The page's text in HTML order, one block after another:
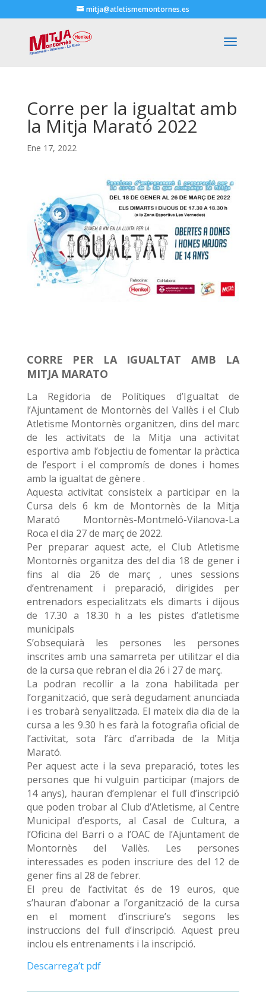
mitja@atletismemontornes.es
Corre per la igualtat amb
la Mitja Marató 2022
Ene 17, 2022
CORRE PER LA IGUALTAT AMB LA
MITJA MARATO
La Regidoria de Polítiques d’Igualtat de
l’Ajuntament de Montornès del Vallès i el Club
Atletisme Montornès organitzen, dins del marc
de les activitats de la Mitja una activitat
esportiva amb l’objectiu de fomentar la pràctica
de l’esport i el compromís de dones i homes
amb la igualtat de gènere .
Aquesta activitat consisteix a participar en la
Cursa dels 6 km de Montornès de la Mitja
Marató Montornès-Montmeló-Vilanova-La
Roca el dia 27 de març de 2022.
Per preparar aquest acte, el Club Atletisme
Montornès organitza des del dia 18 de gener i
fins al dia 26 de març , unes sessions
d’entrenament i preparació, dirigides per
entrenadors especialitzats els dimarts i dijous
de 17.30 a 18.30 h a les pistes d’atletisme
municipals
S’obsequiarà les persones les persones
inscrites amb una samarreta per utilitzar el dia
de la cursa que rebran el dia 26 i 27 de març.
La podran recollir a la zona habilitada per
l’organització, que serà degudament anunciada
i es trobarà senyalitzada. El mateix dia dia de la
cursa a les 9.30 h es farà la fotografia oficial de
l’activitat, sota l’àrc d’arribada de la Mitja
Marató.
Per aquest acte i la seva preparació, totes les
persones que hi vulguin participar (majors de
14 anys), hauran d’emplenar el full d’inscripció
que poden trobar al Club d’Atletisme, al Centre
Municipal d’esports, al Casal de Cultura, a
l’Oficina del Barri o a l’OAC de l’Ajuntament de
Montornès del Vallès. Les persones
interessades es poden inscriure des del 12 de
gener fins al 28 de febrer.
El preu de l’activitat és de 19 euros, que
s’hauran d’abonar a l’organització de la cursa
en el moment d’inscriure’s segons les
instruccions del full d’inscripció. Aquest preu
inclou els entrenaments i la inscripció.
Descarrega’t pdf